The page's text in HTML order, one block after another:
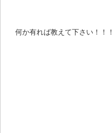
何か有れば教えて下さい！！！